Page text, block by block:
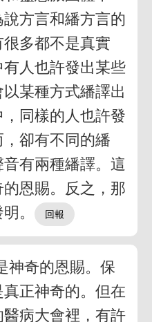
方言和繙方言的
多都不是真實
人也許發出某些
某種方式繙譯出
同樣的人也許發
卻有不同的繙
有兩種繙譯。這
恩賜。反之，那
。
神奇的恩賜。保
正神奇的。但在
病大會裡，有許